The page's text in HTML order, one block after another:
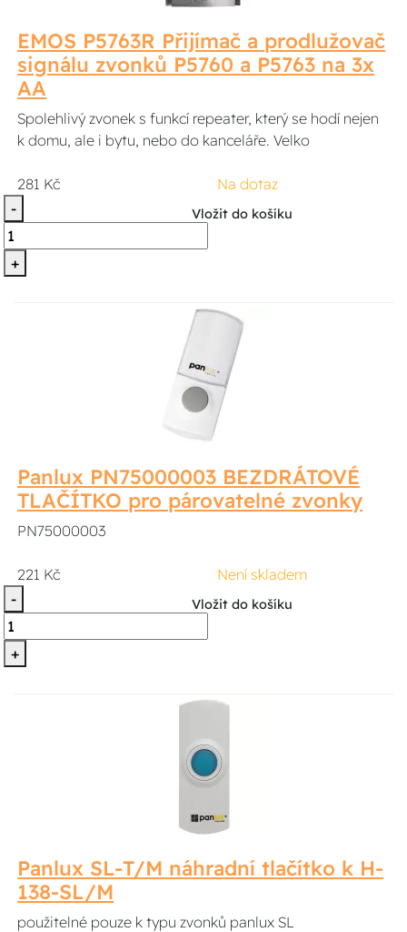
EMOS P5763R Přijímač a prodlužovač
signálu zvonků P5760 a P5763 na 3x
AA
Spolehlivý zvonek s funkcí repeater, který se hodí nejen
k domu, ale i bytu, nebo do kanceláře. Velko
281 Kč
Na dotaz
-
+
Vložit do košíku
Panlux PN75000003 BEZDRÁTOVÉ
TLAČÍTKO pro párovatelné zvonky
PN75000003
221 Kč
Není skladem
-
+
Vložit do košíku
Panlux SL-T/M náhradní tlačítko k H-
138-SL/M
použitelné pouze k typu zvonků panlux SL